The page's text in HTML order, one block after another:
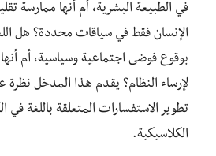
في الطبيعة البشرية، أم أنها ممارسة
الإنسان فقط في سياقات محددة؟ هل
بوقوع فوضى اجتماعية وسياسية، أم
لإرساء النظام؟ يقدم هذا المدخل
تطوير الاستفسارات المتعلقة باللغة في
الكلاسيكية.